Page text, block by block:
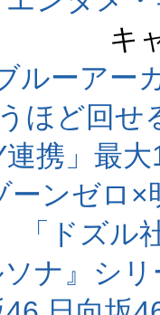
キ
ブルーアー
ほど回せ
連携」最
ーンゼロ
「ドズル
ソナ』シ